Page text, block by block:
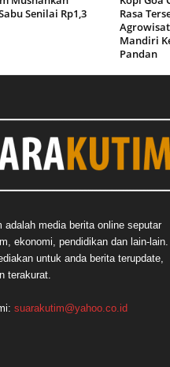
Senilai Rp1,3
Rasa
Mandiri
Pandan
adalah media berita online seputar
ekonomi, pendidikan dan lain-lain.
untuk anda berita terupdate,
terakurat.
suarakutim@yahoo.co.id